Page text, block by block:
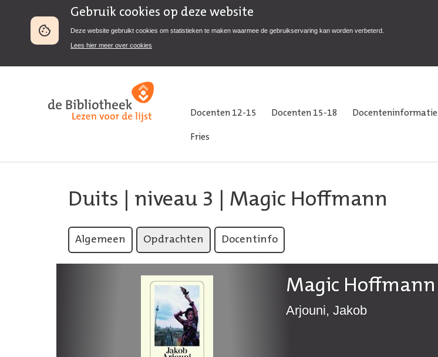
Gebruik cookies op deze website
Deze website gebruikt cookies om statistieken te maken waarmee de gebruikservaring kan worden verbeterd.
Lees hier meer over cookies
Docenten 12-15 Docenten 15-18 Docenteninformatie
Fries
Duits niveau 3 | Magic Hoffmann
Algemeen Opdrachten Docentinfo
Magic Hoffmann
Arjouni, Jakob